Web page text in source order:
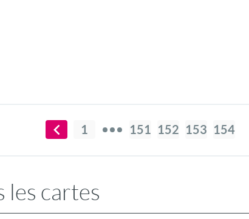
1 151 152 153 154
les cartes